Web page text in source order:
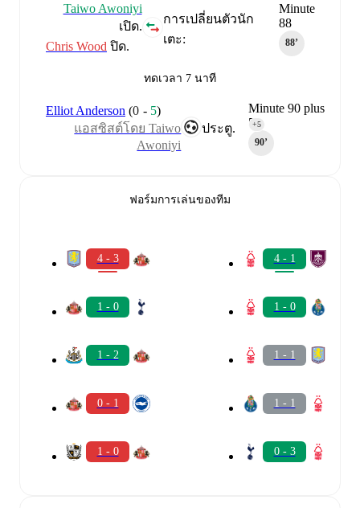
Minute
88
88‎’‎
การเปลี่ยนตัวนัก
เตะ:
Taiwo Awoniyi
เปิด.
Chris Wood ปิด.
ทดเวลา 7 นาที
Minute 90 plus
5
90‎’‎
+5
ประตู.
Elliot Anderson (0 - 5)
แอสซิสต์โดย Taiwo
Awoniyi
ฟอร์มการเล่นของทีม
4 - 3
1 - 0
1 - 2
0 - 1
1 - 0
4 - 1
1 - 0
1 - 1
1 - 1
0 - 3